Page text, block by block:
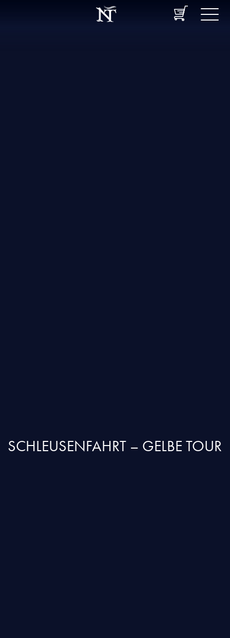
SCHLEUSENFAHRT – GELBE TOUR